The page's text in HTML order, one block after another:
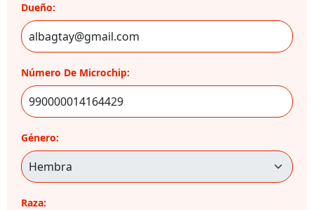
Dueño:
Número De Microchip:
Género:
Raza: